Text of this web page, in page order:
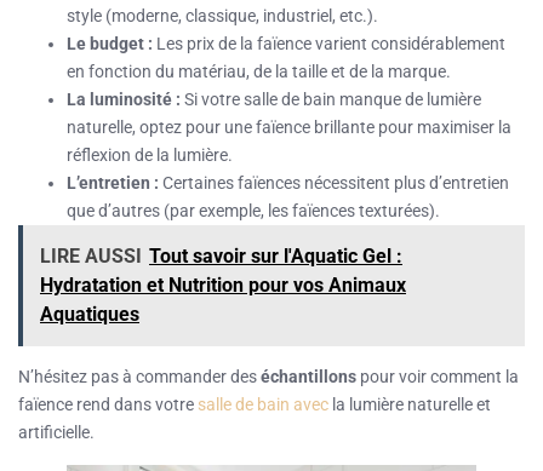
style (moderne, classique, industriel, etc.).
Le budget : Les prix de la faïence varient considérablement
en fonction du matériau, de la taille et de la marque.
La luminosité : Si votre salle de bain manque de lumière
naturelle, optez pour une faïence brillante pour maximiser la
réflexion de la lumière.
L’entretien : Certaines faïences nécessitent plus d’entretien
que d’autres (par exemple, les faïences texturées).
LIRE AUSSI Tout savoir sur l'Aquatic Gel :
Hydratation et Nutrition pour vos Animaux
Aquatiques
N’hésitez pas à commander deséchantillons pour voir comment la
faïence rend dans votre salle de bain avec la lumière naturelle et
artificielle.